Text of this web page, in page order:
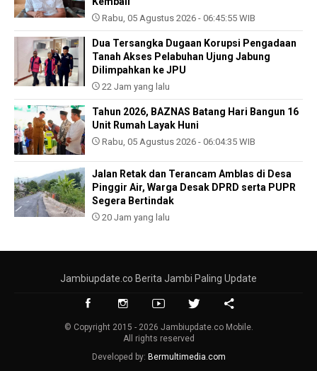
Rabu, 05 Agustus 2026 - 06:45:55 WIB
Dua Tersangka Dugaan Korupsi Pengadaan
Tanah Akses Pelabuhan Ujung Jabung
Dilimpahkan ke JPU
22 Jam yang lalu
Tahun 2026, BAZNAS Batang Hari Bangun 16
Unit Rumah Layak Huni
Rabu, 05 Agustus 2026 - 06:04:35 WIB
Jalan Retak dan Terancam Amblas di Desa
Pinggir Air, Warga Desak DPRD serta PUPR
Segera Bertindak
20 Jam yang lalu
Jambiupdate.co Berita Jambi Paling Update
© Copyright 2015 - 2026 Jambiupdate.co Mobile.
All rights reserved
Developed by: Bermultimedia.com